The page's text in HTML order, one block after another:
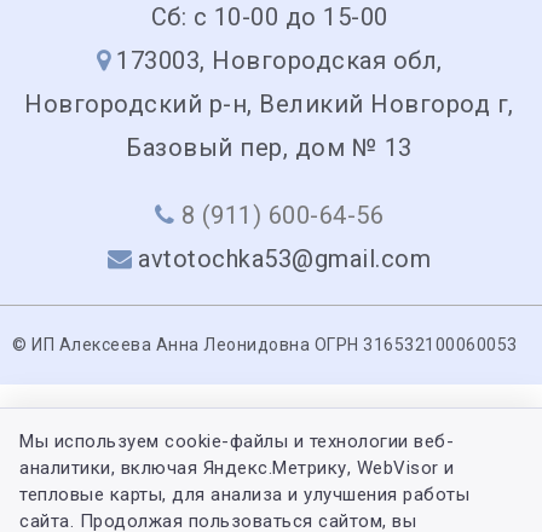
Сб: с 10-00 до 15-00
173003, Новгородская обл,
Новгородский р-н, Великий Новгород г,
Базовый пер, дом № 13
8 (911) 600-64-56
avtotochka53@gmail.com
© ИП Алексеева Анна Леонидовна ОГРН 316532100060053
Мы используем cookie-файлы и технологии веб-
аналитики, включая Яндекс.Метрику, WebVisor и
тепловые карты, для анализа и улучшения работы
сайта. Продолжая пользоваться сайтом, вы